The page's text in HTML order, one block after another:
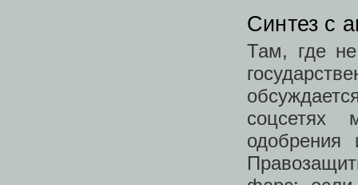
Синтез с
Там, где
соцсетях
одобрения